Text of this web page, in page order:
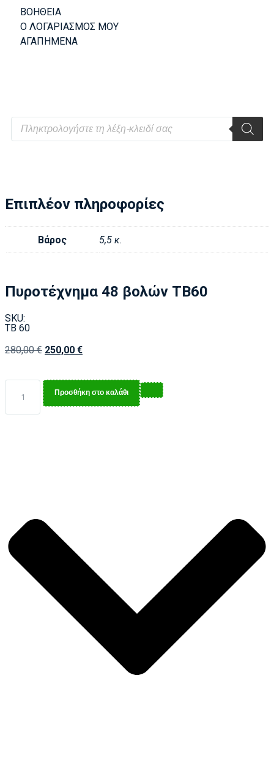
ΒΟΗΘΕΙΑ
Ο ΛΟΓΑΡΙΑΣΜΟΣ ΜΟΥ
ΑΓΑΠΗΜΕΝΑ
Επιπλέον πληροφορίες
Βάρος 5,5 κ.
Πυροτέχνημα 48 βολών ΤΒ60
SKU:
TB 60
280,00€ 250,00 €
Προσθήκη στο καλάθι